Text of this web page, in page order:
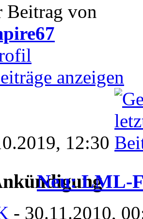
Beitrag von
anzeigen
12:30
Neu: LML-
- 30.11.2010,